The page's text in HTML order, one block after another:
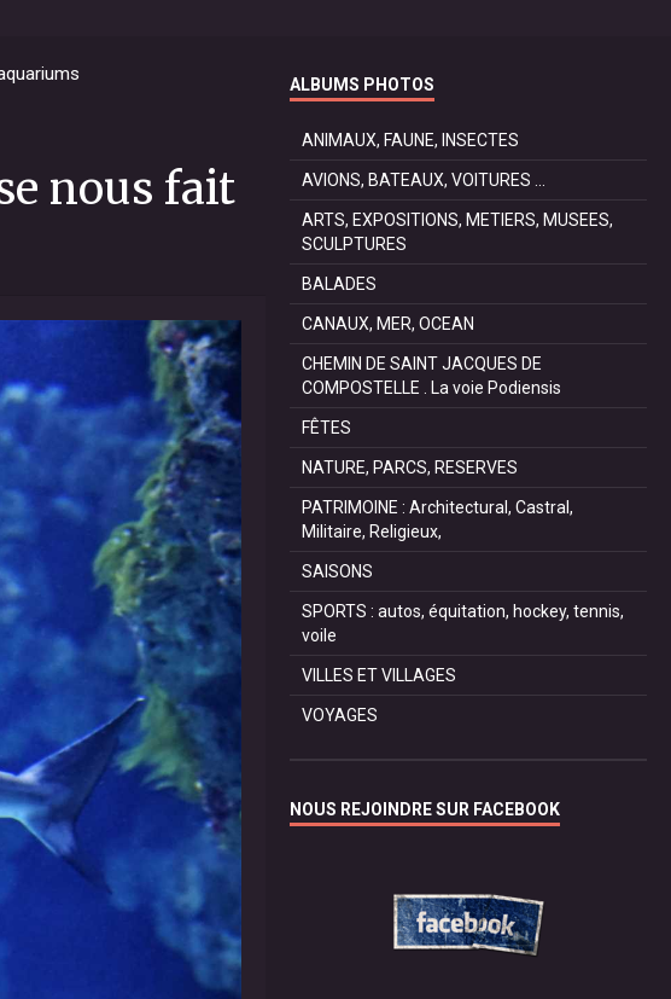
nous fait
ALBUMS PHOTOS
ANIMAUX, FAUNE, INSECTES
AVIONS, BATEAUX, VOITURES ...
ARTS, EXPOSITIONS, METIERS, MUSEES,
SCULPTURES
BALADES
CANAUX, MER, OCEAN
CHEMIN DE SAINT JACQUES DE
COMPOSTELLE . La voie Podiensis
FÊTES
NATURE, PARCS, RESERVES
PATRIMOINE : Architectural, Castral,
Militaire, Religieux,
SAISONS
SPORTS : autos, équitation, hockey, tennis,
voile
VILLES ET VILLAGES
VOYAGES
NOUS REJOINDRE SUR FACEBOOK